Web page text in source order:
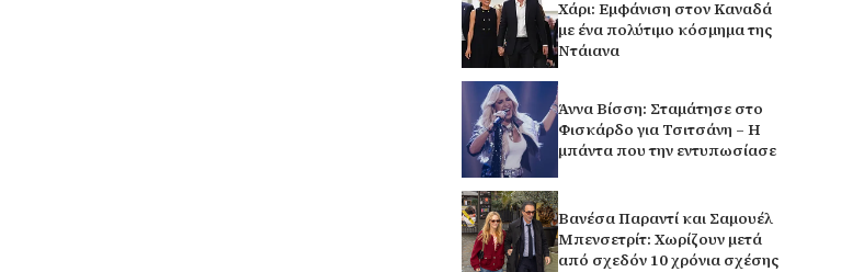
Χάρι: Εμφάνιση στον Καναδά
με ένα πολύτιμο κόσμημα της
Ντάιανα
Άννα Βίσση: Σταμάτησε στο
Φισκάρδο για Τσιτσάνη – Η
μπάντα που την εντυπωσίασε
Βανέσα Παραντί και Σαμουέλ
Μπενσετρίτ: Χωρίζουν μετά
από σχεδόν 10 χρόνια σχέσης